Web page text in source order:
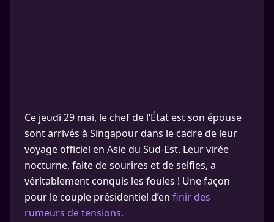
Ce jeudi 29 mai, le chef de l’État est son épouse
sont arrivés à Singapour dans le cadre de leur
voyage officiel en Asie du Sud-Est. Leur virée
nocturne, faite de sourires et de selfies, a
véritablement conquis les foules ! Une façon
pour le couple présidentiel d’en finir des
rumeurs de tensions.